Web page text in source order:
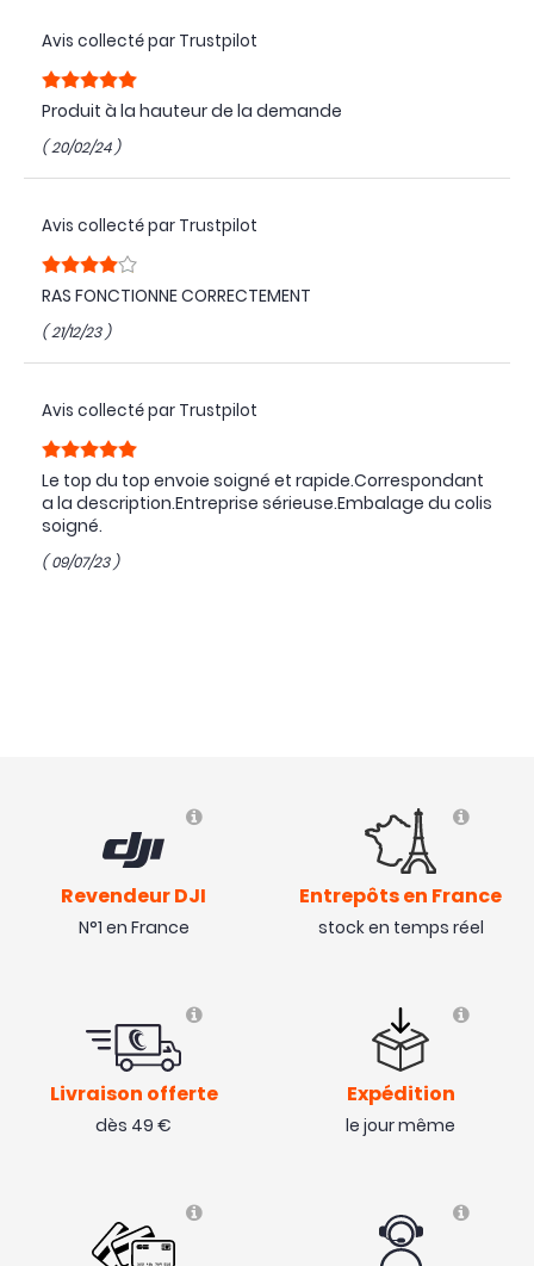
Avis collecté par Trustpilot
Produit à la hauteur de la demande
( 20/02/24 )
Avis collecté par Trustpilot
RAS FONCTIONNE CORRECTEMENT
( 21/12/23 )
Avis collecté par Trustpilot
Le top du top envoie soigné et rapide.Correspondant
a la description.Entreprise sérieuse.Embalage du colis
soigné.
( 09/07/23 )
Revendeur DJI
N°1 en France
Entrepôts en France
stock en temps réel
Livraison offerte
dès 49 €
Expédition
le jour même